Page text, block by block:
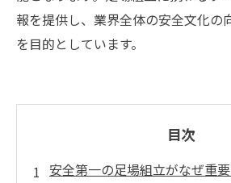
報を提供し、業界全体の安全文化の
を目的としています。
目次
安全第一の足場組立がなぜ重